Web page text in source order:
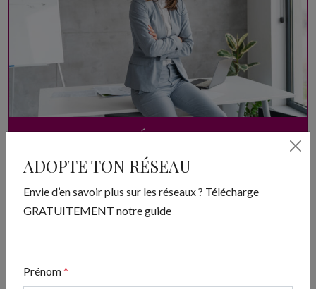
ADOPTE TON RÉSEAU
Envie d’en savoir plus sur les réseaux ? Télécharge
GRATUITEMENT notre guide
Prénom*
ADOPTE TON RÉSEAU
Envie d’en savoir plus sur les réseaux ? Télécharge